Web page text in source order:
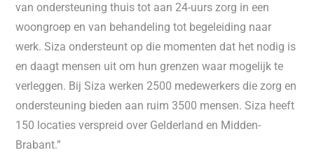
van ondersteuning thuis tot aan 24-uurs zorg in een
woongroep en van behandeling tot begeleiding naar
werk. Siza ondersteunt op die momenten dat het nodig is
en daagt mensen uit om hun grenzen waar mogelijk te
verleggen. Bij Siza werken 2500 medewerkers die zorg en
ondersteuning bieden aan ruim 3500 mensen. Siza heeft
150 locaties verspreid over Gelderland en Midden-
Brabant.”